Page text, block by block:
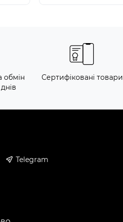
обмін
Сертифіковані товари
Telegram